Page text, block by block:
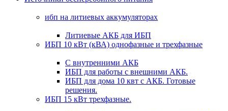
ибп на литиевых аккумуляторах
Литиевые АКБ для ИБП
ИБП 10 кВт (кВА) однофазные и трехфазные
С внутренними АКБ
ИБП для работы с внешними АКБ.
ИБП для дома 10 квт с АКБ. Готовые
решения.
ИБП 15 кВт трехфазные.